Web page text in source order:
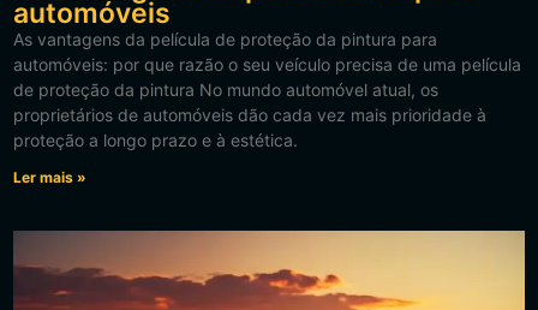
automóveis
As vantagens da película de proteção da pintura para
automóveis: por que razão o seu veículo precisa de uma película
de proteção da pintura No mundo automóvel atual, os
proprietários de automóveis dão cada vez mais prioridade à
proteção a longo prazo e à estética.
Ler mais »